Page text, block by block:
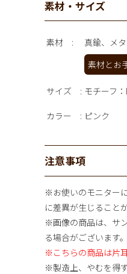
素材・サイズ
素材
真鍮、メ
素材とお
サイズ モチーフ
カラー ピンク
注意事項
※お使いのモニター
に差異が生じること
※画像の商品は、サ
る場合がございます。
※こちらの商品は片
※製造上、やむを得